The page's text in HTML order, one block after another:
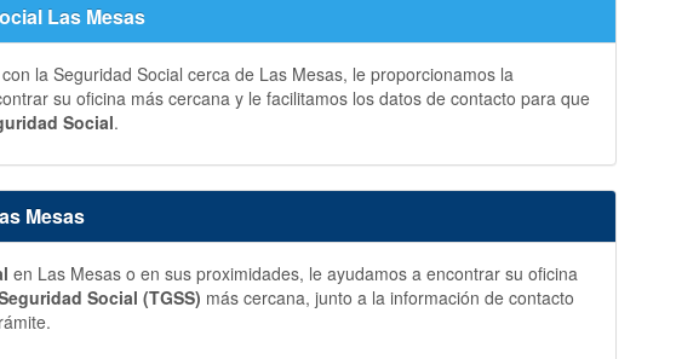
Las Mesas
la Seguridad Social cerca de Las Mesas, le proporcionamos la
su oficina más cercana y le facilitamos los datos de contacto para que
Social.
Mesas
en Las Mesas o en sus proximidades, le ayudamos a encontrar su oficina
Social (TGSS) más cercana, junto a la información de contacto